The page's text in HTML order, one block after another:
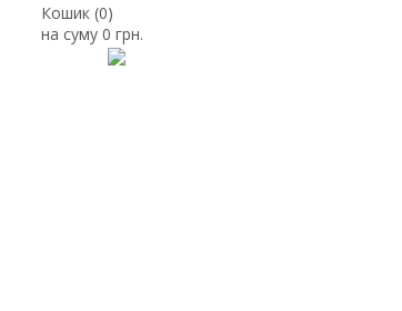
Кошик (0)
на суму0 грн.